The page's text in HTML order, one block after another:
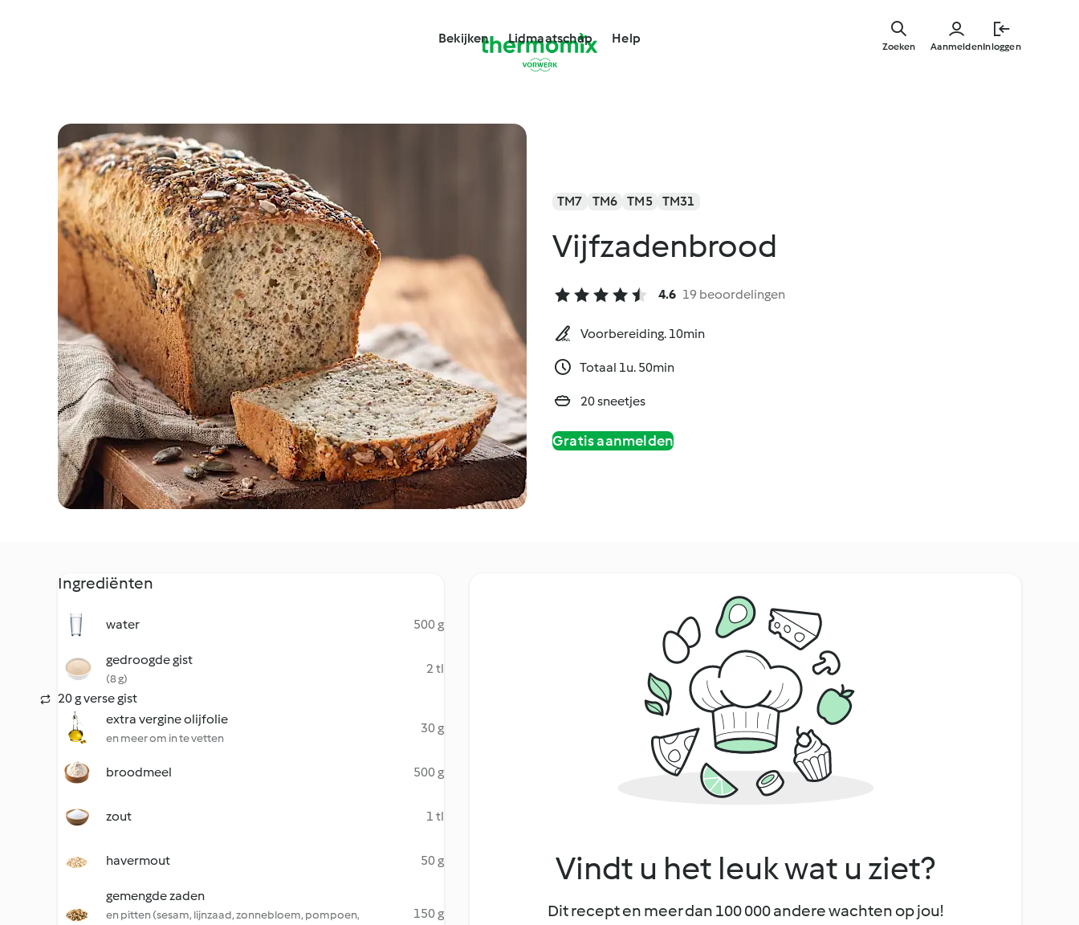
Bekijken Lidmaatschap Help
AanmeldenInloggen
Zoeken
TM7 TM6 TM5 TM31
Vijfzadenbrood
4.6 19 beoordelingen
Voorbereiding. 10min
Totaal 1u. 50min
20 sneetjes
Gratis aanmelden
Ingrediënten
water 500 g
gedroogde gist
(8 g)
2 tl
20 g verse gist
extra vergine olijfolie
en meer om in te vetten
30 g
broodmeel 500 g
zout 1 tl
havermout 50 g
gemengde zaden
en pitten (sesam, lijnzaad, zonnebloem, pompoen,
150 g
Vindt u het leuk wat u ziet?
Dit recept en meer dan 100 000 andere wachten op jou!